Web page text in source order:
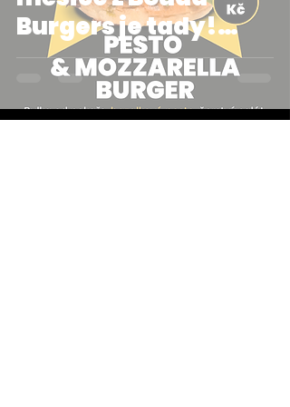
Burgers je tady!
Podívej se, co jsme
pro tebe v srpnu
nachystali.